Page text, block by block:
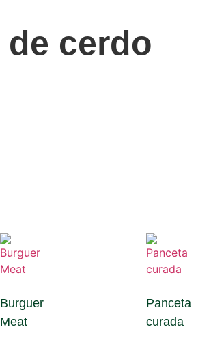
cerdo
Burguer
Meat
Panceta
curada